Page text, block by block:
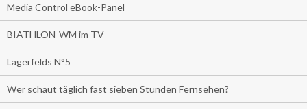
Media Control eBook-Panel
BIATHLON-WM im TV
Lagerfelds N°5
Wer schaut täglich fast sieben Stunden Fernsehen?